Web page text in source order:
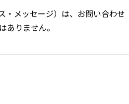
・メッセージ）は、お問い合わせ
りません。